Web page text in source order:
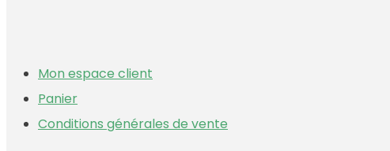
Mon espace client
Panier
Conditions générales de vente